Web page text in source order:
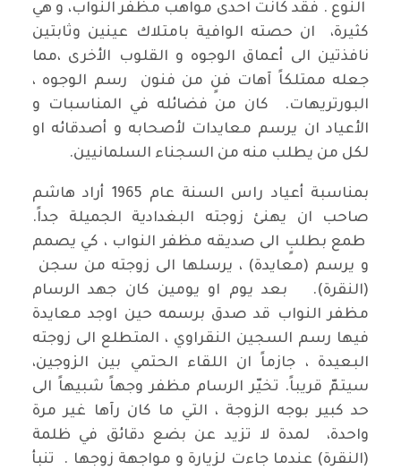
النوع . فقد كانت احدى مواهب مظفر النواب، و هي
كثيرة، ان حصته الوافية بامتلاك عينين وثابتين
نافذتين الى أعماق الوجوه و القلوب الأخرى ،مما
جعله ممتلكاً آهات فنٍ من فنون رسم الوجوه ،
البورتريهات. كان من فضائله في المناسبات و
الأعياد ان يرسم معايدات لأصحابه و أصدقائه او
لكل من يطلب منه من السجناء السلمانيين.
بمناسبة أعياد راس السنة عام 1965 أراد هاشم
صاحب ان يهنئ زوجته البغدادية الجميلة جداً.
طمع بطلبٍ الى صديقه مظفر النواب ، كي يصمم
و يرسم (معايدة) ، يرسلها الى زوجته من سجن
(النقرة). بعد يوم او يومين كان جهد الرسام
مظفر النواب قد صدق برسمه حين اوجد معايدة
فيها رسم السجين النقراوي ، المتطلع الى زوجته
البعيدة ، جازماً ان اللقاء الحتمي بين الزوجين،
سيتمّ قريباً. تخيّر الرسام مظفر وجهاً شبيهاً الى
حد كبير بوجه الزوجة ، التي ما كان رآها غير مرة
واحدة، لمدة لا تزيد عن بضع دقائق في ظلمة
(النقرة) عندما جاءت لزيارة و مواجهة زوجها . تنبأ